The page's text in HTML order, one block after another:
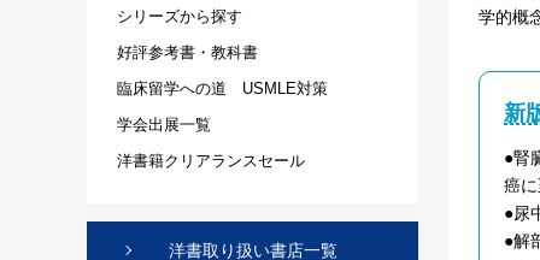
学的概
新
●腎
癌に
●尿
●解
シリーズから探す
好評参考書・教科書
臨床留学への道 USMLE対策
学会出展一覧
洋書籍クリアランスセール
洋書取り扱い書店一覧